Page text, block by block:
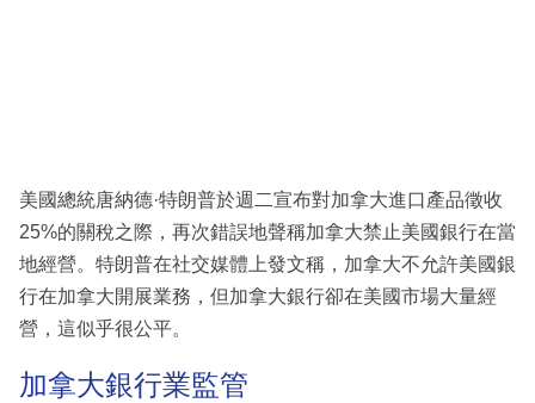
區
美國總統唐納德·特朗普於週二宣布對加拿大進口產品徵收
25%的關稅之際，再次錯誤地聲稱加拿大禁止美國銀行在當
地經營。特朗普在社交媒體上發文稱，加拿大不允許美國銀
行在加拿大開展業務，但加拿大銀行卻在美國市場大量經
營，這似乎很公平。
加拿大銀行業監管